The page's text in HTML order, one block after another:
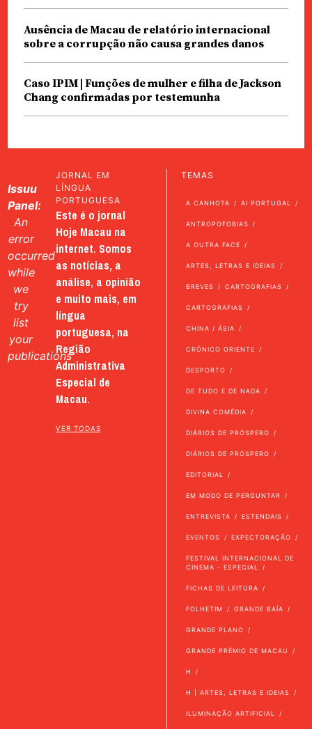
Ausência de Macau de relatório internacional
sobre a corrupção não causa grandes danos
Caso IPIM | Funções de mulher e filha de Jackson
Chang confirmadas por testemunha
Issuu
Panel:
An
error
occurred
while
we
try
list
your
publications
JORNAL EM
LÍNGUA
PORTUGUESA
Este é o jornal
Hoje Macau na
internet. Somos
as notícias, a
análise, a opinião
e muito mais, em
língua
portuguesa, na
Região
Administrativa
Especial de
Macau.
VER TODAS
TEMAS
A CANHOTA AI PORTUGAL
ANTROPOFOBIAS
A OUTRA FACE
ARTES, LETRAS E IDEIAS
BREVES CARTOGRAFIAS
CARTOGRAFIAS
CHINA / ÁSIA
CRÓNICO ORIENTE
DESPORTO
DE TUDO E DE NADA
DIVINA COMÉDIA
DIÁRIOS DE PRÓSPERO
DIÁRIOS DE PRÓSPERO
EDITORIAL
EM MODO DE PERGUNTAR
ENTREVISTA ESTENDAIS
EVENTOS EXPECTORAÇÃO
FESTIVAL INTERNACIONAL DE
CINEMA - ESPECIAL
FICHAS DE LEITURA
FOLHETIM GRANDE BAÍA
GRANDE PLANO
GRANDE PRÉMIO DE MACAU
H
H | ARTES, LETRAS E IDEIAS
ILUMINAÇÃO ARTIFICIAL